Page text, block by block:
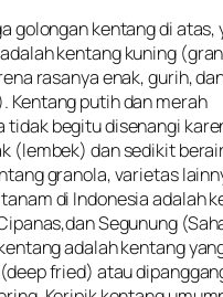
golongan kentang di atas,
kentang kuning
rasanya enak, gurih,
Kentang putih dan merah
tidak begitu disenangi
(lembek) dan sedikit
granola, varietas
di Indonesia adalah
Segunung
adalah kentang
fried) atau